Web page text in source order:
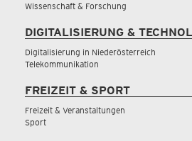
Wissenschaft & Forschung
DIGITALISIERUNG &
Digitalisierung in Niederösterreich
Telekommunikation
FREIZEIT & SPORT
Freizeit & Veranstaltungen
Sport